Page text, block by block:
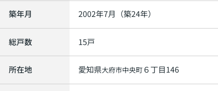
築年月 2002年7月（築24年）
総戸数 15戸
所在地 愛知県大府市中央町６丁目146